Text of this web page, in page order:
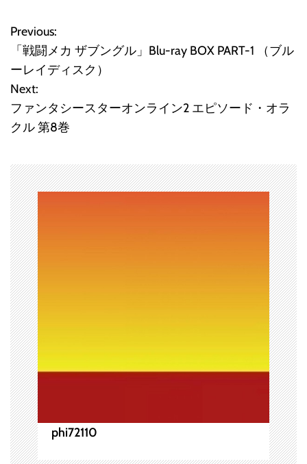
投
稿
ナ
ビ
ー
シ
ョ
ン
Previous:
「戦闘メカ ザブングル」Blu-ray BOX PART-1 （ブル
ーレイディスク）
Next:
ファンタシースターオンライン2 エピソード・オラ
クル 第8巻
phi72110